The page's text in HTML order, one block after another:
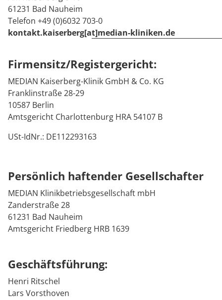
Downloads
Anreise
Kontakt
Kosten & Kostenträger
Zuzahlung & Befreiung
Kinder-und Jugendreha
Gastroenterologie
Geriatrie
Gynäkologie
Onkologie
Pneumologie
Rheumatologie
Prävention
Nachsorge
Qualität & Expertise
Energiepolitik
Publikationsdatenbank
Ihr Weg zu MEDIAN
Kosten & Kostenträger
Zuzahlung & Befreiung
Reha Checkliste
Zuweiser
Über MEDIAN
Kooperationen
Presse
Blog
Karriere
61231 Bad Nauheim
Telefon +49 (0)6032 703-0
kontakt.kaiserberg[at]median-kliniken.de
Firmensitz/Registergericht:
MEDIAN Kaiserberg-Klinik GmbH & Co. KG
Franklinstraße 28-29
10587 Berlin
Amtsgericht Charlottenburg HRA 54107 B
USt-IdNr.: DE112293163
Persönlich haftender Gesellschafter
MEDIAN Klinikbetriebsgesellschaft mbH
Zanderstraße 28
61231 Bad Nauheim
Amtsgericht Friedberg HRB 1639
Geschäftsführung:
Henri Ritschel
Lars Vorsthoven